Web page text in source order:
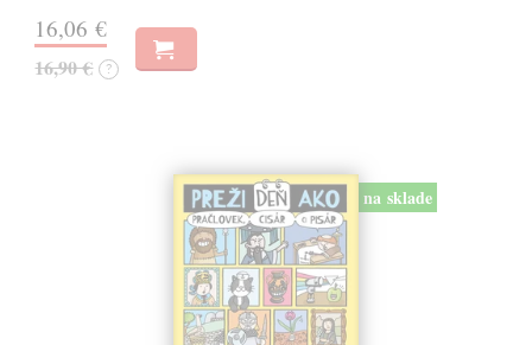
16,06 €
16,90 € ?
na sklade